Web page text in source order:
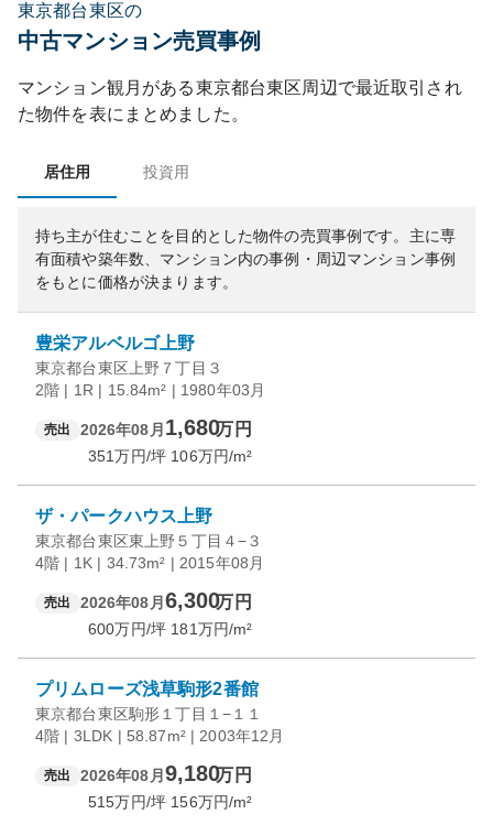
東京都台東区の
中古マンション売買事例
マンション観月 がある東京都台東区周辺で最近取引され
た物件を表にまとめました。
居住用 投資用
持ち主が住むことを目的とした物件の売買事例です。 主に専
有面積や築年数、マンション内の事例・周辺マンション事例
をもとに価格が決まります。
豊栄アルベルゴ上野
東京都台東区上野７丁目３
2階 | 1R | 15.84m² | 1980年03月
売出 2026年08月 1,680万円
351万円/坪 106万円/m²
ザ・パークハウス上野
東京都台東区東上野５丁目４−３
4階 | 1K | 34.73m² | 2015年08月
売出 2026年08月 6,300万円
600万円/坪 181万円/m²
プリムローズ浅草駒形2番館
東京都台東区駒形１丁目１−１１
4階 | 3LDK | 58.87m² | 2003年12月
売出 2026年08月 9,180万円
515万円/坪 156万円/m²